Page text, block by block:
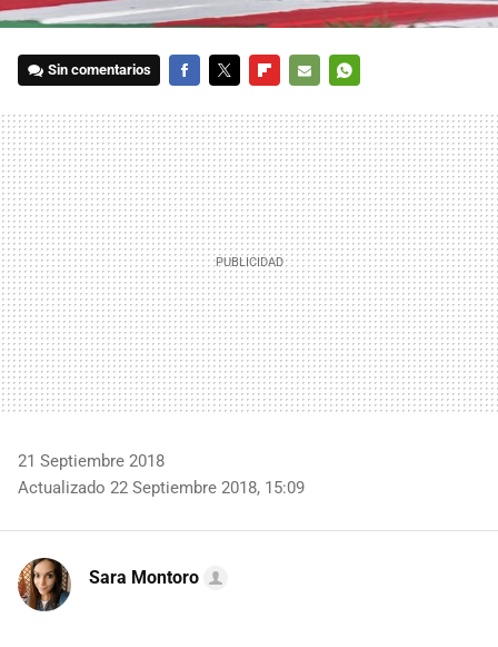
Sin comentarios
MAIL
21 Septiembre 2018
Actualizado 22 Septiembre 2018, 15:09
Sara Montoro